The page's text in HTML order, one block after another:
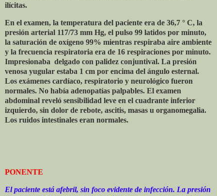
ilícitas.
En el examen, la temperatura del paciente era de 36,7 ° C, la
presión arterial 117/73 mm Hg, el pulso 99 latidos por minuto,
la saturación de oxígeno 99% mientras respiraba aire ambiente
y la frecuencia respiratoria era de 16 respiraciones por minuto.
Impresionaba delgado con palidez conjuntival. La presión
venosa yugular estaba 1 cm por encima del ángulo esternal.
Los exámenes cardíaco, respiratorio y neurológico fueron
normales. No había adenopatías palpables. El examen
abdominal reveló sensibilidad leve en el cuadrante inferior
izquierdo, sin dolor de rebote, ascitis, masas u organomegalia.
Los ruidos intestinales eran normales.
PONENTE
El paciente está afebril, sin foco evidente de infección. La presión